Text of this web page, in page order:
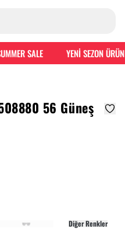
SALE YENİ SEZON
56 Güneş
Diğer Renkler